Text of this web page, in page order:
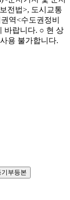
전법>, 도시교통
역<수도권정비
바랍니다. ○ 현 상
용 불가합니다.
기부등본